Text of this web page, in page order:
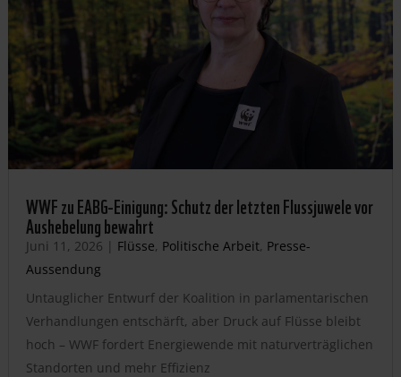
WWF zu EABG-Einigung: Schutz der letzten Flussjuwele vor
Aushebelung bewahrt
Juni 11, 2026 | Flüsse, Politische Arbeit, Presse-
Aussendung
Untauglicher Entwurf der Koalition in parlamentarischen
Verhandlungen entschärft, aber Druck auf Flüsse bleibt
hoch – WWF fordert Energiewende mit naturverträglichen
Standorten und mehr Effizienz